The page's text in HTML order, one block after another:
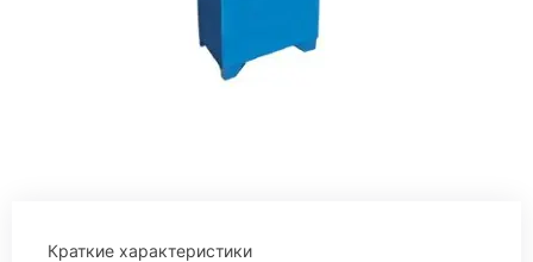
Краткие характеристики